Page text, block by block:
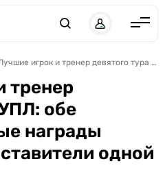
Лучшие игрок и тренер девятого тура УПЛ: обе индивидуальные награды получили представители одной команды
тренер
обе
награды
одной